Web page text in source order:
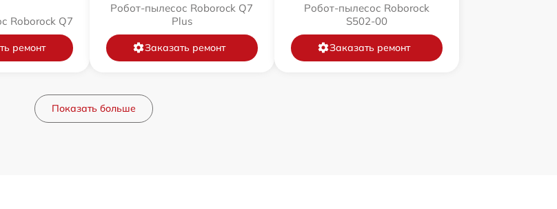
Roborock Q7
ремонт
Робот-пылесос Roborock Q7
Plus
Заказать ремонт
Робот-пылесос Roborock
S502-00
Заказать ремонт
Показать больше